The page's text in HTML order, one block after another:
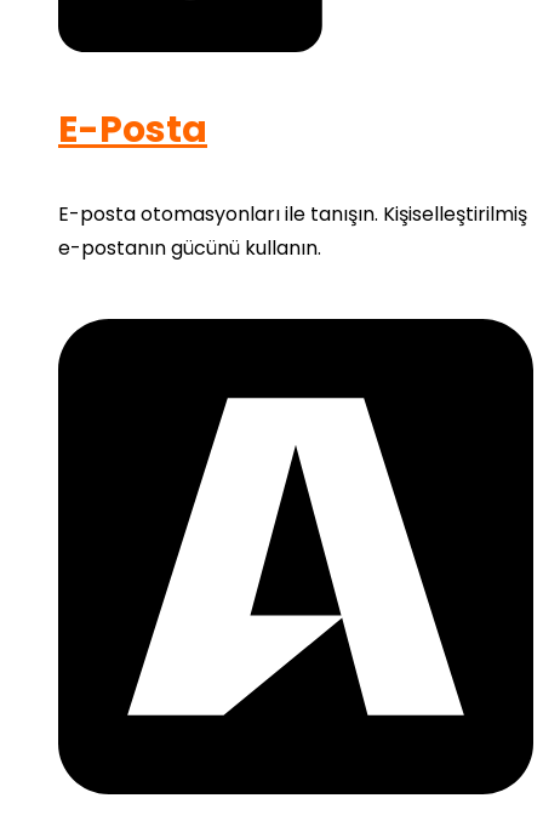
E-Posta
E-posta otomasyonları ile tanışın. Kişiselleştirilmiş
e-postanın gücünü kullanın.